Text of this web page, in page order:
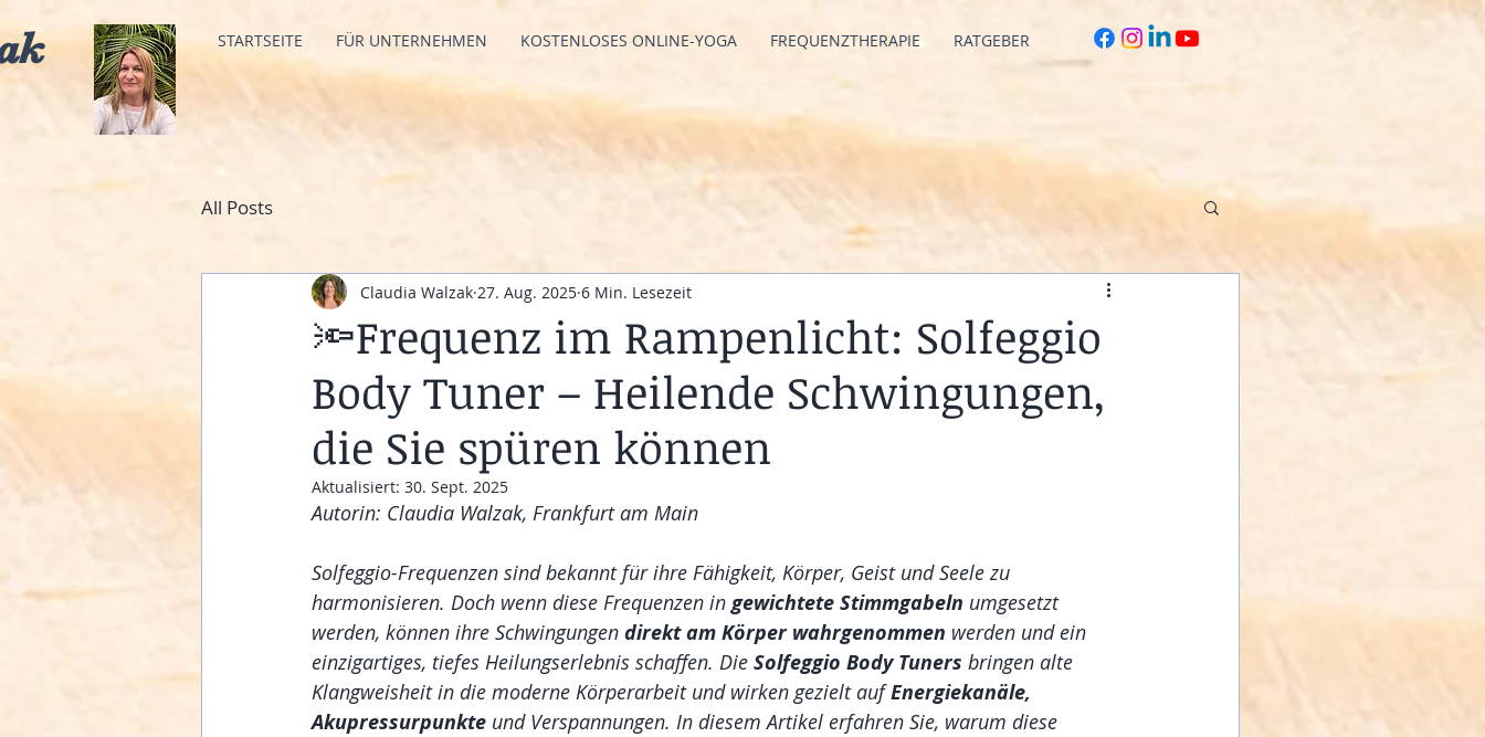
STARTSEITE FÜR UNTERNEHMEN KOSTENLOSES ONLINE-YOGA FREQUENZTHERAPIE RATGEBER
All Posts
🔦Frequenz im Rampenlicht: Solfeggio
Body Tuner – Heilende Schwingungen,
die Sie spüren können
Claudia Walzak 27. Aug. 2025 6 Min. Lesezeit
Aktualisiert: 30. Sept. 2025
Autorin: Claudia Walzak, Frankfurt am Main
Solfeggio-Frequenzen sind bekannt für ihre Fähigkeit, Körper, Geist und Seele zu
harmonisieren. Doch wenn diese Frequenzen in gewichtete Stimmgabeln umgesetzt
werden, können ihre Schwingungen direkt am Körper wahrgenommen werden und ein
einzigartiges, tiefes Heilungserlebnis schaffen. Die Solfeggio Body Tuners bringen alte
Klangweisheit in die moderne Körperarbeit und wirken gezielt auf Energiekanäle,
Akupressurpunkte und Verspannungen. In diesem Artikel erfahren Sie, warum diese